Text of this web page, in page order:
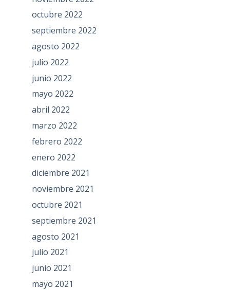
octubre 2022
septiembre 2022
agosto 2022
julio 2022
junio 2022
mayo 2022
abril 2022
marzo 2022
febrero 2022
enero 2022
diciembre 2021
noviembre 2021
octubre 2021
septiembre 2021
agosto 2021
julio 2021
junio 2021
mayo 2021